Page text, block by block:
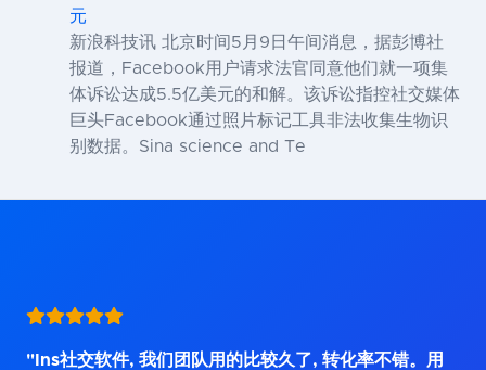
元
新浪科技讯 北京时间5月9日午间消息，据彭博社
报道，Facebook用户请求法官同意他们就一项集
体诉讼达成5.5亿美元的和解。该诉讼指控社交媒体
巨头Facebook通过照片标记工具非法收集生物识
别数据。Sina science and Te
"Ins社交软件, 我们团队用的比较久了, 转化率不错。用